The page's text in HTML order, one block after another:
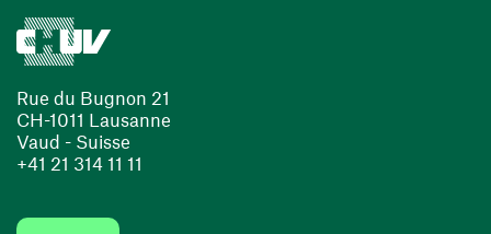
Rue du Bugnon 21
CH-1011 Lausanne
Vaud - Suisse
+41 21 314 11 11